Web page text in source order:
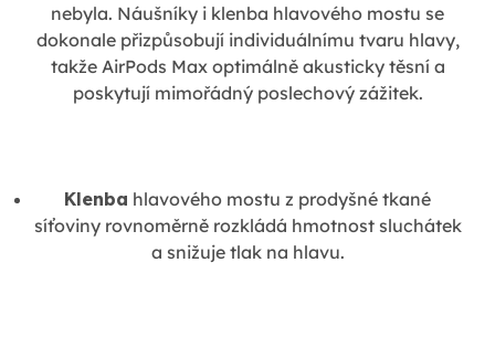
nebyla. Náušníky i klenba hlavového mostu se
dokonale přizpůsobují individuálnímu tvaru hlavy,
takže AirPods Max optimálně akusticky těsní a
poskytují mimořádný poslechový zážitek.
Klenba hlavového mostu z prodyšné tkané
síťoviny rovnoměrně rozkládá hmotnost sluchátek
a snižuje tlak na hlavu.